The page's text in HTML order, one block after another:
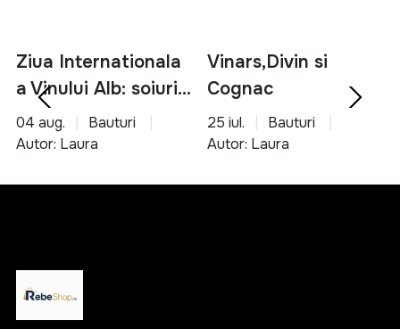
Ziua Internationala
a Vinului Alb: soiuri,
servire si asocieri
culinare
04 aug.
Bauturi
Autor: Laura
Vinars,Divin si
Cognac
25 iul.
Bauturi
Autor: Laura